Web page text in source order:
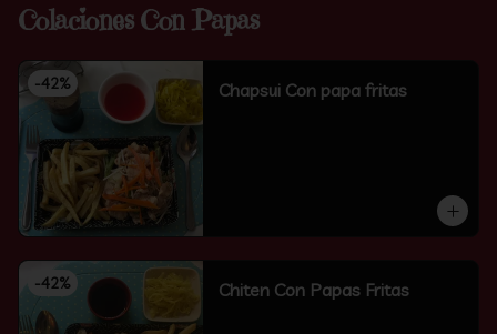
Colaciones Con Papas
-42% Chapsui Con papa fritas
-42% Chiten Con Papas Fritas